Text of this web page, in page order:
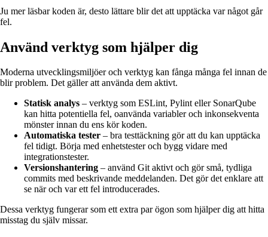
Ju mer läsbar koden är, desto lättare blir det att upptäcka var något går
fel.
Använd verktyg som hjälper dig
Moderna utvecklingsmiljöer och verktyg kan fånga många fel innan de
blir problem. Det gäller att använda dem aktivt.
Statisk analys – verktyg som ESLint, Pylint eller SonarQube
kan hitta potentiella fel, oanvända variabler och inkonsekventa
mönster innan du ens kör koden.
Automatiska tester – bra testtäckning gör att du kan upptäcka
fel tidigt. Börja med enhetstester och bygg vidare med
integrationstester.
Versionshantering – använd Git aktivt och gör små, tydliga
commits med beskrivande meddelanden. Det gör det enklare att
se när och var ett fel introducerades.
Dessa verktyg fungerar som ett extra par ögon som hjälper dig att hitta
misstag du själv missar.